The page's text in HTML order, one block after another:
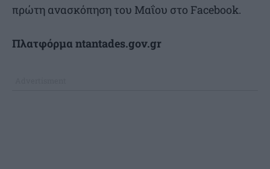
πρώτη ανασκόπηση του Μαΐου στο Facebook.
Πλατφόρμα ntantades.gov.gr